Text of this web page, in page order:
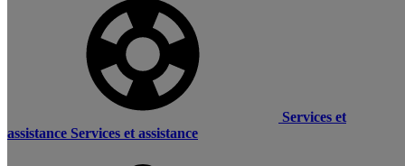
Services et
assistance Services et assistance